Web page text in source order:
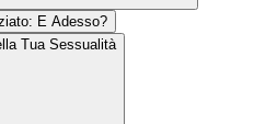
E Adesso?
Tua Sessualità